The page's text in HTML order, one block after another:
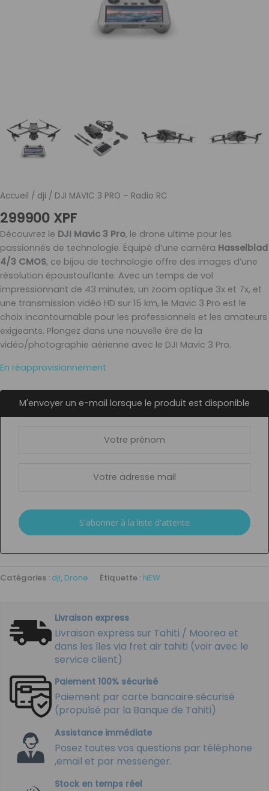
Accueil / dji / DJI MAVIC 3 PRO – Radio RC
299900 XPF
Découvrez le DJI Mavic 3 Pro, le drone ultime pour les
passionnés de technologie. Équipé d’une caméra Hasselblad
4/3 CMOS, ce bijou de technologie offre des images d’une
résolution époustouflante. Avec un temps de vol
impressionnant de 43 minutes, un zoom optique 3x et 7x, et
une transmission vidéo HD sur 15 km, le Mavic 3 Pro est le
choix incontournable pour les professionnels et les amateurs
exigeants. Plongez dans une nouvelle ère de la
vidéo/photographie aérienne avec le DJI Mavic 3 Pro.
En réapprovisionnement
M'envoyer un e-mail lorsque le produit est disponible
Catégories : dji, Drone Étiquette : NEW
Livraison express
Livraison express sur Tahiti / Moorea et
dans les îles via fret air tahiti (voir avec le
service client)
Paiement 100% sécurisé
Paiement par carte bancaire sécurisé
(propulsé par la Banque de Tahiti)
Assistance immédiate
Posez toutes vos questions par téléphone
,email et par messenger.
Stock en temps réel